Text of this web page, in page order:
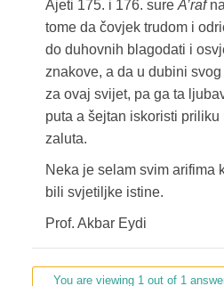
Ajeti 175. i 176. sure A’raf
tome da čovjek trudom i
do duhovnih blagodati i
znakove, a da u dubini
za ovaj svijet, pa ga ta
puta a šejtan iskoristi
zaluta.
Neka je selam svim arifima
bili svjetiljke istine.
Prof. Akbar Eydi
You are viewing 1 out of 1